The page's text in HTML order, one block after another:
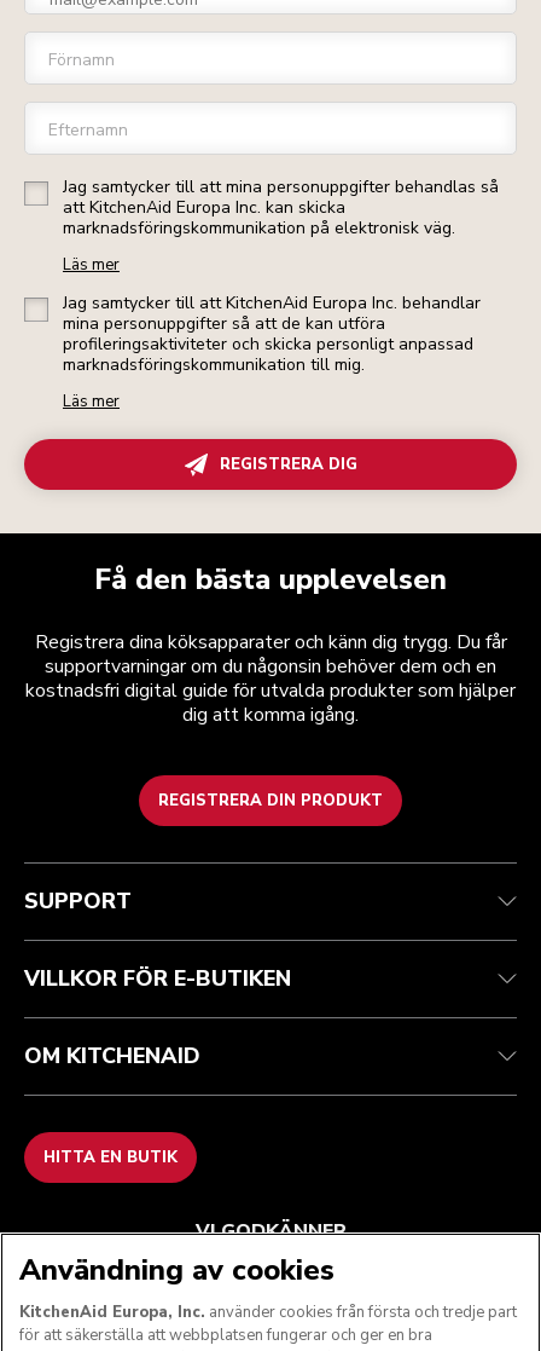
Förnamn
Efternamn
Jag samtycker till att mina personuppgifter behandlas så
att KitchenAid Europa Inc. kan skicka
marknadsföringskommunikation på elektronisk väg.
Läs mer
Jag samtycker till att KitchenAid Europa Inc. behandlar
mina personuppgifter så att de kan utföra
profileringsaktiviteter och skicka personligt anpassad
marknadsföringskommunikation till mig.
Läs mer
REGISTRERA DIG
Få den bästa upplevelsen
Registrera dina köksapparater och känn dig trygg. Du får
supportvarningar om du någonsin behöver dem och en
kostnadsfri digital guide för utvalda produkter som hjälper
dig att komma igång.
REGISTRERA DIN PRODUKT
Health Check
Spåra din beställning
Garanti och dokument
Vanliga frågor
Regler och villkor
Returer och återbetalningar
Imprint
ODR
Varumärket
Hitta en butik
SUPPORT
VILLKOR FÖR E-BUTIKEN
OM KITCHENAID
HITTA EN BUTIK
VI GODKÄNNER
Användning av cookies
KitchenAid Europa, Inc. använder cookies från första och tredje part
för att säkerställa att webbplatsen fungerar och ger en bra